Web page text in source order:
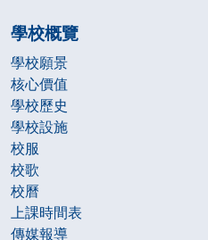
學校概覽
學校願景
核心價值
學校歷史
學校設施
校服
校歌
校曆
上課時間表
傳媒報導